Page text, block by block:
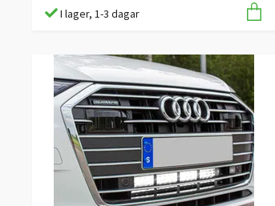
I lager, 1-3 dagar